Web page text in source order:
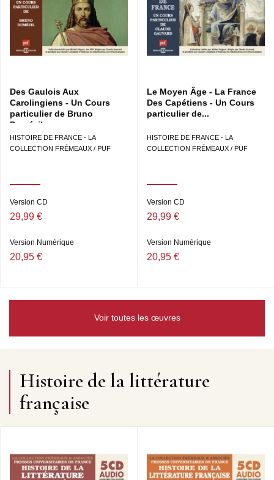
Des Gaulois Aux
Carolingiens - Un Cours
particulier de Bruno
Dumézil
HISTOIRE DE FRANCE - LA
COLLECTION FRÉMEAUX / PUF
Version CD
29,99 €
Version Numérique
20,95 €
Le Moyen Âge - La France
Des Capétiens - Un Cours
particulier de...
HISTOIRE DE FRANCE - LA
COLLECTION FRÉMEAUX / PUF
Version CD
29,99 €
Version Numérique
20,95 €
Voir toutes les œuvres
Histoire de la littérature
française